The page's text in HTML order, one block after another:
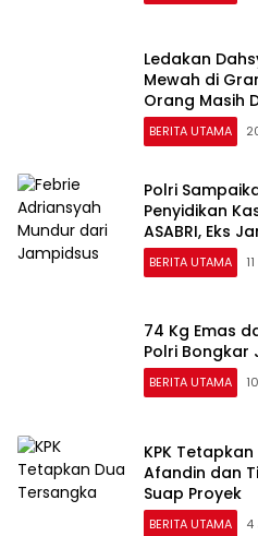
Ledakan
Mewah di
Orang Masih
BERITA UTAMA
Polri
Penyidikan
ASABRI, Eks
Tersangka
BERITA UTAMA
74 Kg Emas
Polri Bongkar
BERITA UTAMA
KPK
Afandin dan
Suap Proyek
BERITA UTAMA 4